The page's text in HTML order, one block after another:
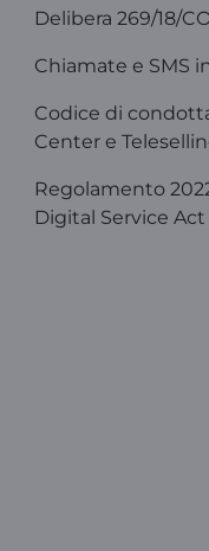
Delibera 269/18/
Chiamate e SMS
Codice di
Center e
Regolamento
Digital Service Act